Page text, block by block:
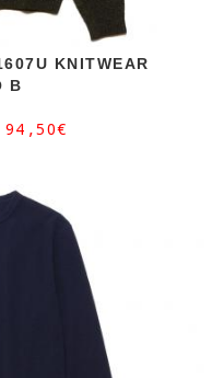
KNITWEAR
B
94,50€